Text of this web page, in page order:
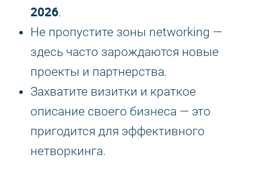
2026.
Не пропустите зоны networking —
здесь часто зарождаются новые
проекты и партнерства.
Захватите визитки и краткое
описание своего бизнеса — это
пригодится для эффективного
нетворкинга.